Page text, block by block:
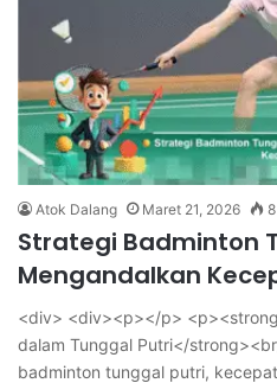
Atok Dalang Maret 21, 2026 8
Strategi Badminton
Mengandalkan
<div> <div><p></p>
dalam Tunggal Putri</
badminton tunggal putri,